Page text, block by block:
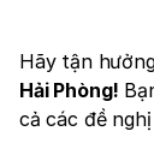
Hãy tận
Hải Phòng!
cả các đề